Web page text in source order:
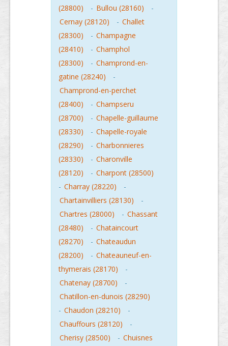
(28800)
- Bullou (28160)
-
Cernay (28120)
- Challet
(28300)
- Champagne
(28410)
- Champhol
(28300)
- Champrond-en-
gatine (28240)
-
Champrond-en-perchet
(28400)
- Champseru
(28700)
- Chapelle-guillaume
(28330)
- Chapelle-royale
(28290)
- Charbonnieres
(28330)
- Charonville
(28120)
- Charpont (28500)
- Charray (28220)
-
Chartainvilliers (28130)
-
Chartres (28000)
- Chassant
(28480)
- Chataincourt
(28270)
- Chateaudun
(28200)
- Chateauneuf-en-
thymerais (28170)
-
Chatenay (28700)
-
Chatillon-en-dunois (28290)
- Chaudon (28210)
-
Chauffours (28120)
-
Cherisy (28500)
- Chuisnes